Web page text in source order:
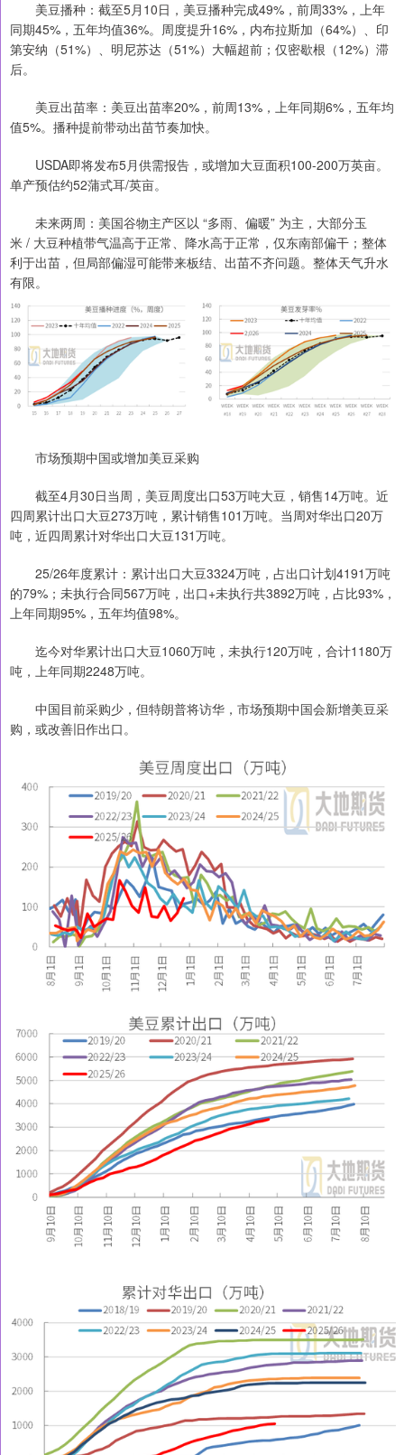
美豆播种：截至5月10日，美豆播种完成49%，前周33%，上年
同期45%，五年均值36%。周度提升16%，内布拉斯加（64%）、印
第安纳（51%）、明尼苏达（51%）大幅超前；仅密歇根（12%）滞
后。
美豆出苗率：美豆出苗率20%，前周13%，上年同期6%，五年均
值5%。播种提前带动出苗节奏加快。
USDA即将发布5月供需报告，或增加大豆面积100-200万英亩。
单产预估约52蒲式耳/英亩。
未来两周：美国谷物主产区以 “多雨、偏暖” 为主，大部分玉
米 / 大豆种植带气温高于正常、降水高于正常，仅东南部偏干；整体
利于出苗，但局部偏湿可能带来板结、出苗不齐问题。整体天气升水
有限。
市场预期中国或增加美豆采购
截至4月30日当周，美豆周度出口53万吨大豆，销售14万吨。近
四周累计出口大豆273万吨，累计销售101万吨。当周对华出口20万
吨，近四周累计对华出口大豆131万吨。
25/26年度累计：累计出口大豆3324万吨，占出口计划4191万吨
的79%；未执行合同567万吨，出口+未执行共3892万吨，占比93%，
上年同期95%，五年均值98%。
迄今对华累计出口大豆1060万吨，未执行120万吨，合计1180万
吨，上年同期2248万吨。
中国目前采购少，但特朗普将访华，市场预期中国会新增美豆采
购，或改善旧作出口。